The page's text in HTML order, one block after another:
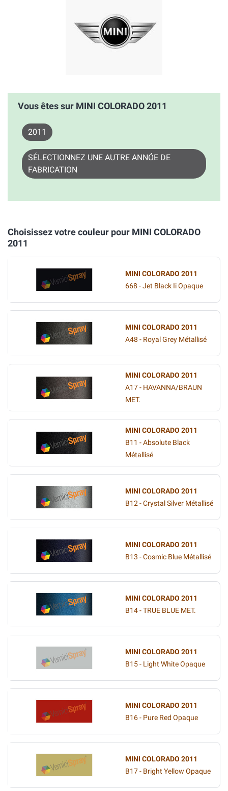
Vous êtes sur MINI COLORADO 2011
2011
SÉLECTIONNEZ UNE AUTRE ANNÓE DE
FABRICATION
Choisissez votre couleur pour MINI COLORADO
2011
MINI COLORADO 2011
668 - Jet Black Ii Opaque
MINI COLORADO 2011
A48 - Royal Grey Métallisé
MINI COLORADO 2011
A17 - HAVANNA/BRAUN
MET.
MINI COLORADO 2011
B11 - Absolute Black
Métallisé
MINI COLORADO 2011
B12 - Crystal Silver Métallisé
MINI COLORADO 2011
B13 - Cosmic Blue Métallisé
MINI COLORADO 2011
B14 - TRUE BLUE MET.
MINI COLORADO 2011
B15 - Light White Opaque
MINI COLORADO 2011
B16 - Pure Red Opaque
MINI COLORADO 2011
B17 - Bright Yellow Opaque